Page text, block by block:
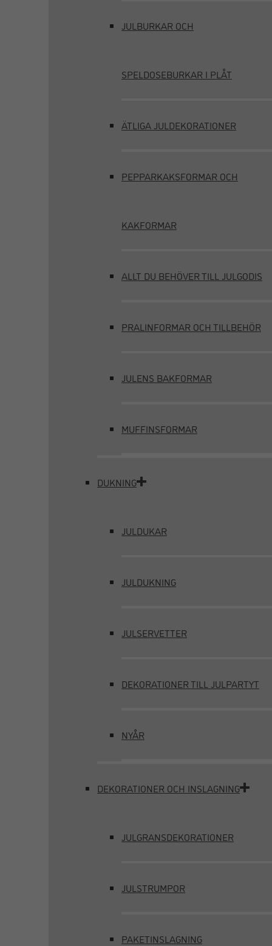
JULBURKAR OCH
SPELDOSEBURKAR I PLÅT
ÄTLIGA JULDEKORATIONER
PEPPARKAKSFORMAR OCH
KAKFORMAR
ALLT DU BEHÖVER TILL JULGODIS
PRALINFORMAR OCH TILLBEHÖR
JULENS BAKFORMAR
MUFFINSFORMAR
DUKNING
JULDUKAR
JULDUKNING
JULSERVETTER
DEKORATIONER TILL JULPARTYT
NYÅR
DEKORATIONER OCH INSLAGNING
JULGRANSDEKORATIONER
JULSTRUMPOR
PAKETINSLAGNING